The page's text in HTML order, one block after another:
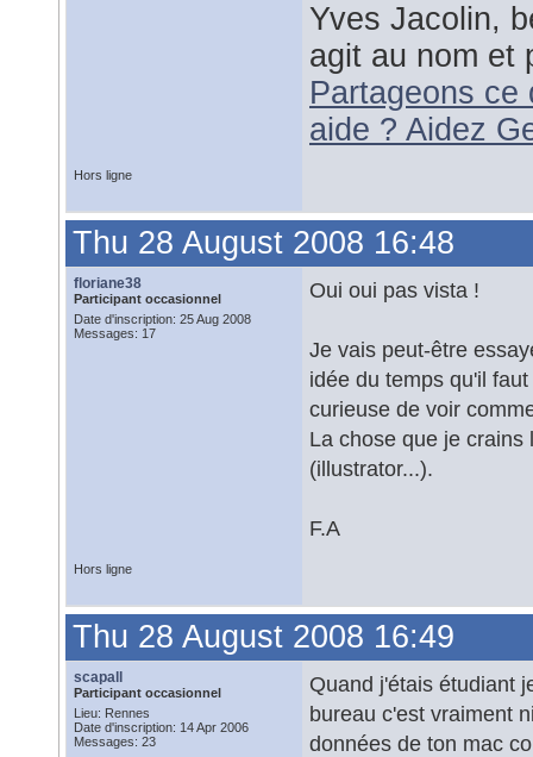
Yves Jacolin,
agit au nom et
Partageons ce
aide ? Aidez
Hors ligne
Thu 28 August 2008 16:48
floriane38
Participant occasionnel
Date d'inscription: 25 Aug 2008
Messages: 17
Oui oui pas vista !
Je vais peut-être
idée du temps qu'il
curieuse de voir
La chose que je
(illustrator...).
F.A
Hors ligne
Thu 28 August 2008 16:49
scapall
Participant occasionnel
Lieu: Rennes
Date d'inscription: 14 Apr 2006
Messages: 23
Quand j'étais étudiant
bureau c'est vraiment
données de ton mac